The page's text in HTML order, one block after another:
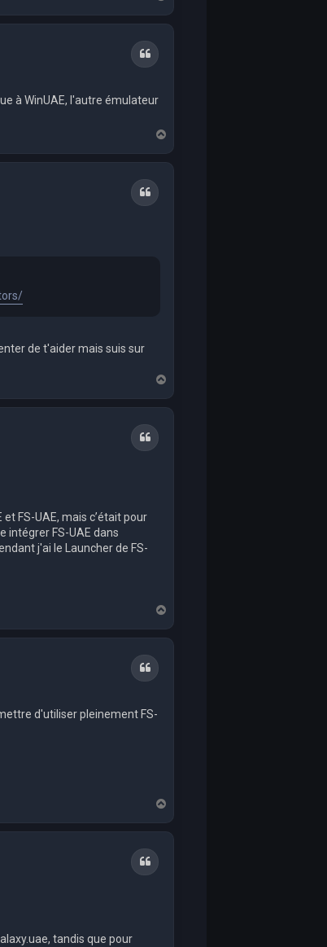
o
Quote
à WinUAE, l'autre émulateur
o
Quote
de t'aider mais suis sur
o
Quote
FS-UAE, mais c’était pour
intégrer FS-UAE dans
j'ai le Launcher de FS-
o
Quote
d'utiliser pleinement FS-
o
Quote
tandis que pour